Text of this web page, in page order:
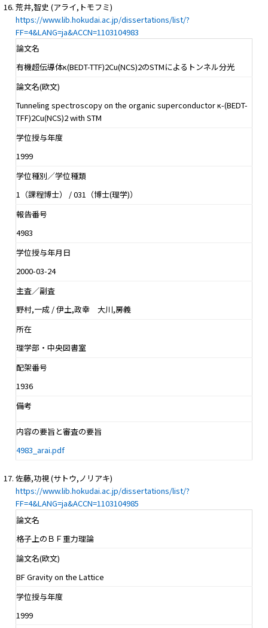
荒井,智史 (アライ,トモフミ)
https://www.lib.hokudai.ac.jp/dissertations/list/?
FF=4&LANG=ja&ACCN=1103104983
論文名
有機超伝導体κ(BEDT-TTF)2Cu(NCS)2のSTMによるトンネル分光
論文名(欧文)
Tunneling spectroscopy on the organic superconductor κ-(BEDT-
TFF)2Cu(NCS)2 with STM
学位授与年度
1999
学位種別／学位種類
1（課程博士） / 031（博士(理学)）
報告番号
4983
学位授与年月日
2000-03-24
主査／副査
野村,一成 / 伊土,政幸 大川,房義
所在
理学部・中央図書室
配架番号
1936
備考
内容の要旨と審査の要旨
4983_arai.pdf
佐藤,功視 (サトウ,ノリアキ)
https://www.lib.hokudai.ac.jp/dissertations/list/?
FF=4&LANG=ja&ACCN=1103104985
論文名
格子上のＢＦ重力理論
論文名(欧文)
BF Gravity on the Lattice
学位授与年度
1999